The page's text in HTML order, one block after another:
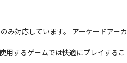
対応しています。 アーケードアーカ
用するゲームでは快適にプレイするこ